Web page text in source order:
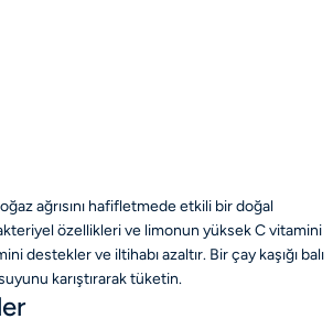
ağrısını hafifletmede etkili bir doğal
özellikleri ve limonun yüksek C vitamini
destekler ve iltihabı azaltır. Bir çay kaşığı balı
karıştırarak tüketin.